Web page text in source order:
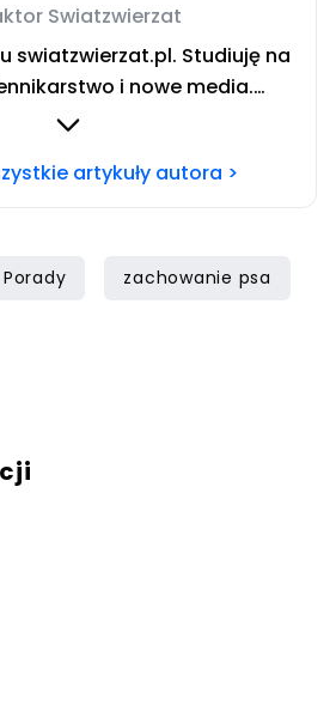
Swiatzwierzat
swiatzwierzat.pl. Studiuję na
i nowe media.
społeczne i wydarzenia
się w tematyce zachowania
zwanego Ryszardem.
artykuły autora >
Porady zachowanie psa